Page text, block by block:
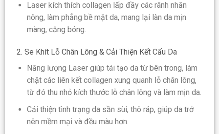
Laser kích thích collagen lấp đầy các rãnh nhăn
nông, làm phẳng bề mặt da, mang lại làn da mịn
màng, căng bóng.
2. Se Khít Lỗ Chân Lông & Cải Thiện Kết Cấu Da
Năng lượng Laser giúp tái tạo da từ bên trong, làm
chặt các liên kết collagen xung quanh lỗ chân lông,
từ đó thu nhỏ kích thước lỗ chân lông và làm mịn da.
Cải thiện tình trạng da sần sùi, thô ráp, giúp da trở
nên mềm mại và đều màu hơn.